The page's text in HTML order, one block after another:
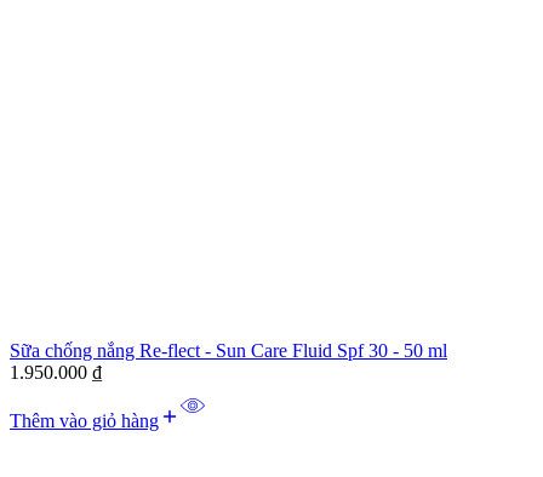
Sữa chống nắng Re-flect - Sun Care Fluid Spf 30 - 50 ml
1.950.000 ₫
Thêm vào giỏ hàng